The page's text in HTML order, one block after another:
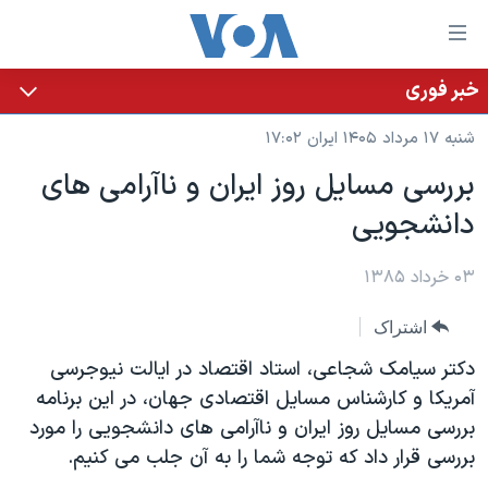
لینکهای
قابل
دسترسی
جهش
محتوای
اصلی
به
اصلی
جهش
به
جستجو
خانه
نسخه سبک وب‌سایت
موضوع ها
ایران
آمریکا
گزیده‌ها
ویژه برنامه‌ها
ویدیوها
برنامه های تلویزیونی
جدول برنامه ها
صفحه‌های ویژه
عملیات خشم حماسی
۲۵۰سالگی آمریکا
بایگانی برنامه‌های تلویزیونی
پخش رادیویی
یادگیری زبان انگلیسی
خبر فوری
شنبه ۱۷ مرداد ۱۴۰۵ ایران ۱۷:۰۲
بررسی مسايل روز ايران و ناآرامی های
دانشجويی
۰۳ خرداد ۱۳۸۵
اشتراک
دکتر سيامک شجاعی، استاد اقتصاد در ايالت نيوجرسی
آمريکا و کارشناس مسايل اقتصادی جهان، در اين برنامه
بررسی مسايل روز ايران و ناآرامی های دانشجويی را مورد
بررسی قرار داد که توجه شما را به آن جلب می کنيم.